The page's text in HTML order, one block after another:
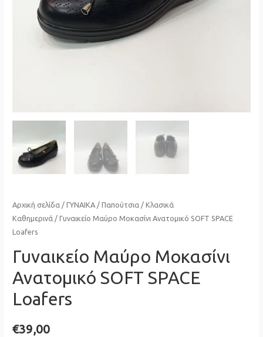
Αρχική σελίδα /ΓΥΝΑΙΚΑ /Παπούτσια /Κλασικά
Καθημερινά / Γυναικείο Μαύρο Μοκασίνι Ανατομικό SOFT SPACE
Loafers
Γυναικείο Μαύρο Μοκασίνι
Ανατομικό SOFT SPACE
Loafers
€39,00